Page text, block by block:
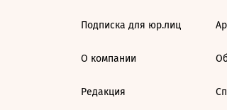
Подписка для юр.лиц
О компании
Редакция